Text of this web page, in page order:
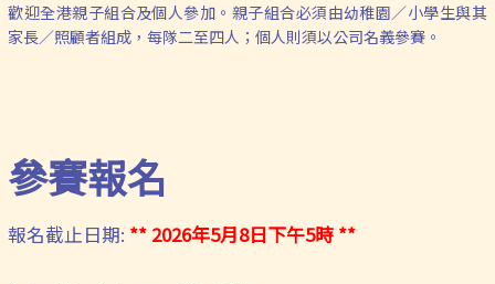
歡迎全港親子組合及個人參加。親子組合必須由幼稚園／小學生與其
家長／照顧者組成，每隊二至四人；個人則須以公司名義參賽。
參賽報名
報名截止日期: ** 2026年5月8日下午5時 **